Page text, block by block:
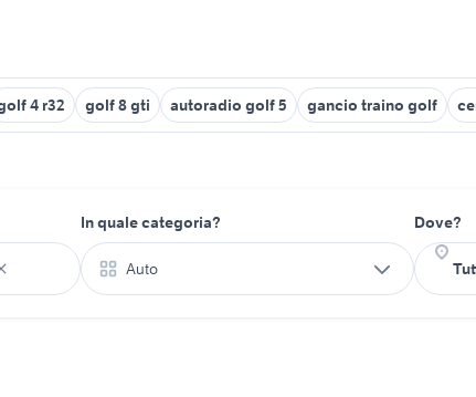
4 r32 golf 8 gti autoradio golf 5 gancio traino golf
In quale categoria?
Auto
Dove?